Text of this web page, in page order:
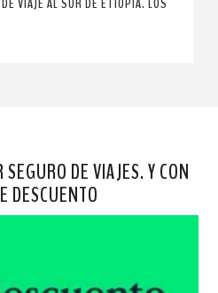
DE VIAJES. Y CON
DESCUENTO